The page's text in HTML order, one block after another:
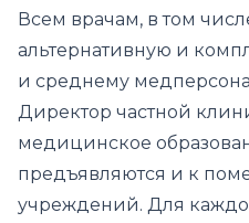
Всем врачам, в том
альтернативную и
и среднему
Директор частной
медицинское
предъявляются и к
учреждений. Для